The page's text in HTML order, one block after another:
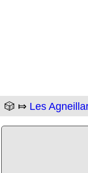
🎲 ⤇ Les